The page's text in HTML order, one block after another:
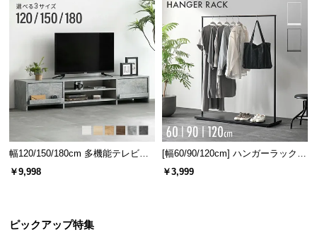
幅120/150/180cm 多機能テレビボ
ード 木目/石目調 オープン収納・
引き出し収納付き
￥9,998
[幅60/90/120cm] ハンガーラック
スチール 4段階高さ調節 サイドフ
ック オープンラック シンプル
￥3,999
ピックアップ特集